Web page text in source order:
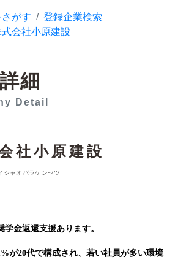
がす
登録企業検索
会社小原建設
細
Detail
社小原建設
シャオバラケンセツ
学金返還支援あります。
が20代で構成され、若い社員が多い環境